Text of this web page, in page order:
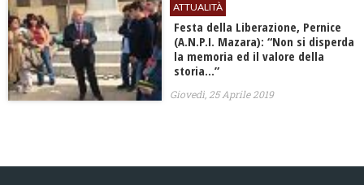
ATTUALITÀ
Festa della Liberazione, Pernice
(A.N.P.I. Mazara): “Non si disperda
la memoria ed il valore della
storia…”
Giovedì, 25 Aprile 2019